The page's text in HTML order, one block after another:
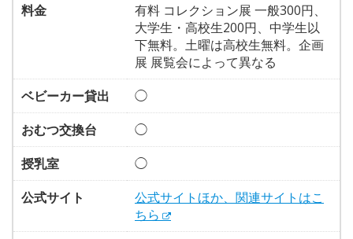
料金
有料 コレクション展 一般300円、
大学生・高校生200円、中学生以
下無料。土曜は高校生無料。企画
展 展覧会によって異なる
ベビーカー貸出
◯
おむつ交換台
◯
授乳室
◯
公式サイト
公式サイトほか、関連サイトはこ
ちら